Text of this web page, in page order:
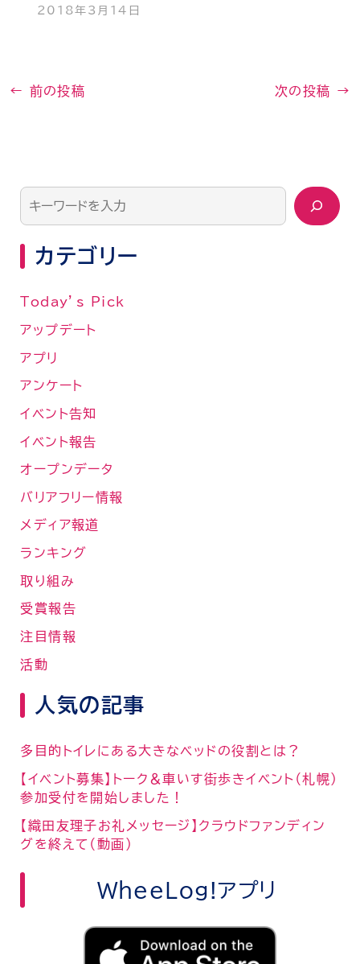
2018年3月14日
← 前の投稿 次の投稿 →
カテゴリー
Today’s Pick
アップデート
アプリ
アンケート
イベント告知
イベント報告
オープンデータ
バリアフリー情報
メディア報道
ランキング
取り組み
受賞報告
注目情報
活動
人気の記事
多目的トイレにある大きなベッドの役割とは？
【イベント募集】トーク＆車いす街歩きイベント（札幌）
参加受付を開始しました！
【織田友理子お礼メッセージ】クラウドファンディン
グを終えて（動画）
WheeLog!アプリ